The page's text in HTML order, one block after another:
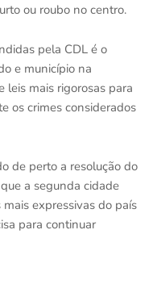
ou roubo no centro.
pela CDL é o
e município na
leis mais rigorosas para
os crimes considerados
de perto a resolução do
a segunda cidade
expressivas do país
para continuar